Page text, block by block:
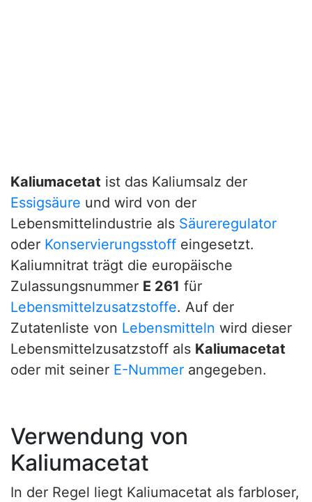
Kaliumacetat ist das Kaliumsalz der
Essigsäure und wird von der
Lebensmittelindustrie als Säureregulator
oder Konservierungsstoff eingesetzt.
Kaliumnitrat trägt die europäische
Zulassungsnummer E 261 für
Lebensmittelzusatzstoffe. Auf der
Zutatenliste von Lebensmitteln wird dieser
Lebensmittelzusatzstoff als Kaliumacetat
oder mit seiner E-Nummer angegeben.
Verwendung von
Kaliumacetat
In der Regel liegt Kaliumacetat als farbloser,